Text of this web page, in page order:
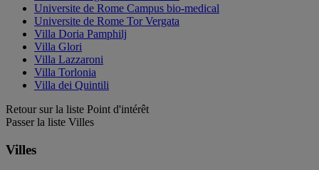
Universite de Rome Campus bio-medical
Universite de Rome Tor Vergata
Villa Doria Pamphilj
Villa Glori
Villa Lazzaroni
Villa Torlonia
Villa dei Quintili
Retour sur la liste Point d'intérêt
Passer la liste Villes
Villes